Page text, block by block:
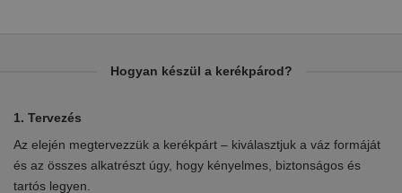
Hogyan készül a kerékpárod?
1. Tervezés
Az elején megtervezzük a kerékpárt – kiválasztjuk a váz formáját
és az összes alkatrészt úgy, hogy kényelmes, biztonságos és
tartós legyen.